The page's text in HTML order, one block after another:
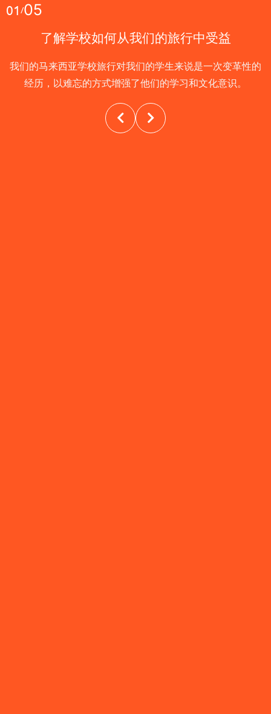
01 /05
了解学校如何从我们的旅行中受益
我们的马来西亚学校旅行对我们的学生来说是一次变革性的
经历，以难忘的方式增强了他们的学习和文化意识。